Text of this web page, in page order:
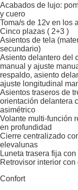
Acabados de lujo:
y cuero
Toma/s de 12v en los
Cinco plazas ( 2+3 )
Asientos de tela
secundario)
Asiento delantero del
manual y ajuste
respaldo, asiento
ajuste longitudinal
Asientos traseros de
orientación delantera
asimétrico
Volante multi-función
en profundidad
Cierre centralizado
elevalunas
Luneta trasera fija
Retrovisor interior
Confort